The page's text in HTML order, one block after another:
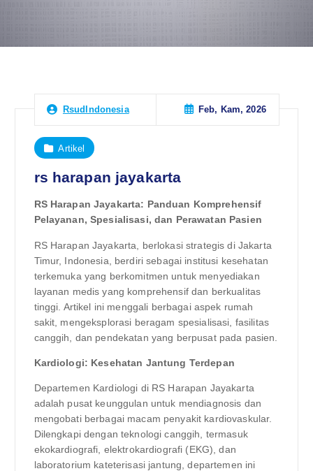
RsudIndonesia Feb, Kam, 2026
Artikel
rs harapan jayakarta
RS Harapan Jayakarta: Panduan Komprehensif
Pelayanan, Spesialisasi, dan Perawatan Pasien
RS Harapan Jayakarta, berlokasi strategis di Jakarta
Timur, Indonesia, berdiri sebagai institusi kesehatan
terkemuka yang berkomitmen untuk menyediakan
layanan medis yang komprehensif dan berkualitas
tinggi. Artikel ini menggali berbagai aspek rumah
sakit, mengeksplorasi beragam spesialisasi, fasilitas
canggih, dan pendekatan yang berpusat pada pasien.
Kardiologi: Kesehatan Jantung Terdepan
Departemen Kardiologi di RS Harapan Jayakarta
adalah pusat keunggulan untuk mendiagnosis dan
mengobati berbagai macam penyakit kardiovaskular.
Dilengkapi dengan teknologi canggih, termasuk
ekokardiografi, elektrokardiografi (EKG), dan
laboratorium kateterisasi jantung, departemen ini